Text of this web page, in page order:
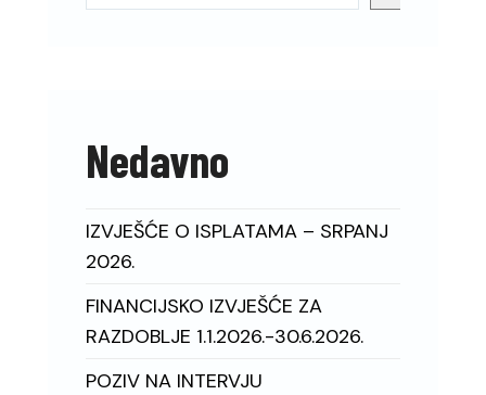
Nedavno
IZVJEŠĆE O ISPLATAMA – SRPANJ
2026.
FINANCIJSKO IZVJEŠĆE ZA
RAZDOBLJE 1.1.2026.-30.6.2026.
POZIV NA INTERVJU